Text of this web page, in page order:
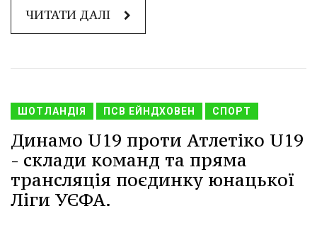
ЧИТАТИ ДАЛІ
ШОТЛАНДІЯ ПСВ ЕЙНДХОВЕН СПОРТ
Динамо U19 проти Атлетіко U19
- склади команд та пряма
трансляція поєдинку юнацької
Ліги УЄФА.